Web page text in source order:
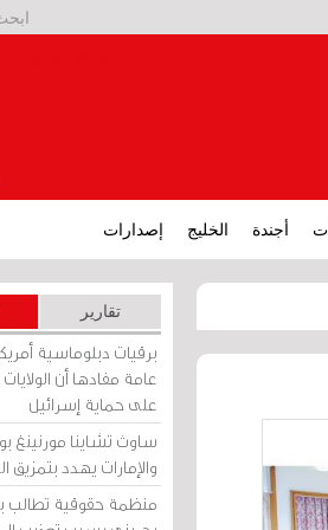
أجندة الخليج إصدارات
تقارير
برقيات دبلوماسية
عامة مفادها أن
على حماية إسرائيل
ساوث تشاينا مورنينغ
والإمارات يهدد
منظمة حقوقية تطالب